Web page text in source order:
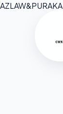
AZLAW&PURAKA